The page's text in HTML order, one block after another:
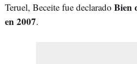
Teruel, Beceite fue declarado Bien
en 2007.